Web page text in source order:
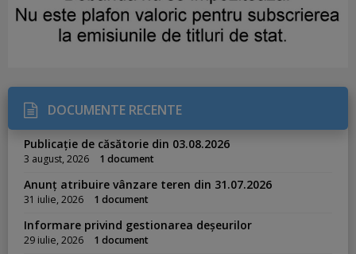
DOCUMENTE RECENTE
Publicație de căsătorie din 03.08.2026
3 august, 2026 1 document
Anunț atribuire vânzare teren din 31.07.2026
31 iulie, 2026 1 document
Informare privind gestionarea deșeurilor
29 iulie, 2026 1 document